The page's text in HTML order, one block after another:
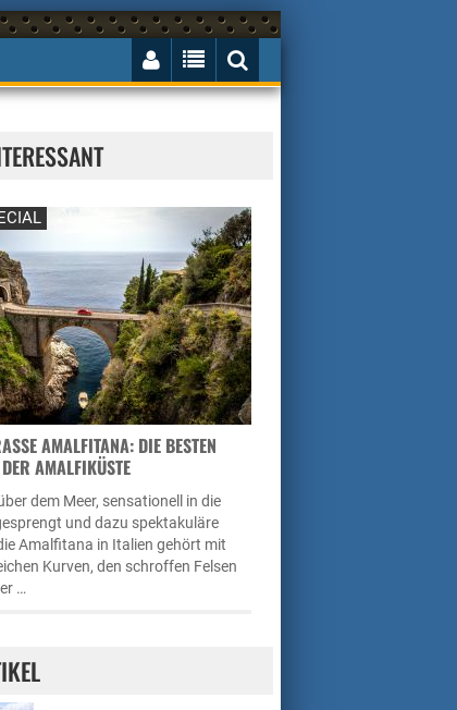
AMALFITANA: DIE BESTEN H
AMALFIKÜSTE
dem Meer, sensationell in die
und dazu spektakuläre
Amalfitana in Italien gehört mit
Kurven, den schroffen Felsen
…